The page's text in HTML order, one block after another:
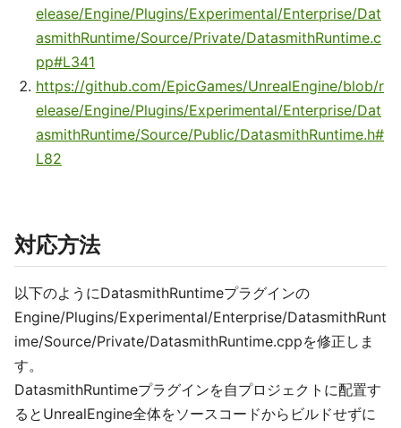
elease/Engine/Plugins/Experimental/Enterprise/Dat
asmithRuntime/Source/Private/DatasmithRuntime.c
pp#L341
https://github.com/EpicGames/UnrealEngine/blob/r
elease/Engine/Plugins/Experimental/Enterprise/Dat
asmithRuntime/Source/Public/DatasmithRuntime.h#
L82
対応方法
以下のようにDatasmithRuntimeプラグインの
Engine/Plugins/Experimental/Enterprise/DatasmithRunt
ime/Source/Private/DatasmithRuntime.cppを修正しま
す。
DatasmithRuntimeプラグインを自プロジェクトに配置す
るとUnrealEngine全体をソースコードからビルドせずに